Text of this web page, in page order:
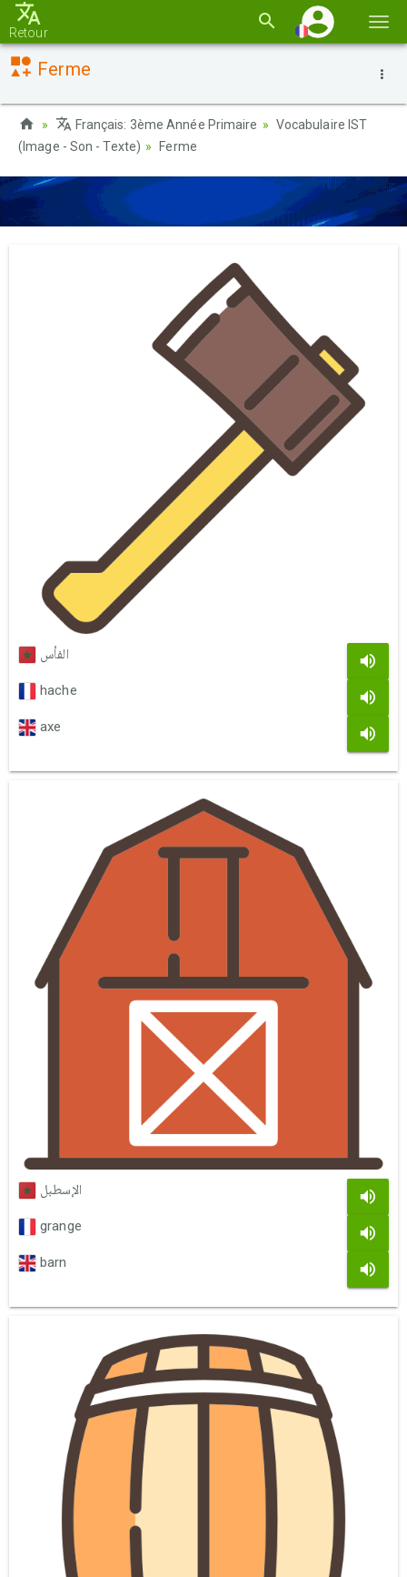
la
Retour
Ferme
Français: 3ème Année Primaire
Vocabulaire IST
(Image - Son - Texte)
Ferme
الفأس
hache
axe
الإسطبل
grange
barn